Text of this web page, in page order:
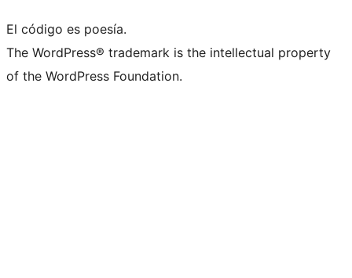
El código es poesía.
The WordPress® trademark is the intellectual property
of the WordPress Foundation.